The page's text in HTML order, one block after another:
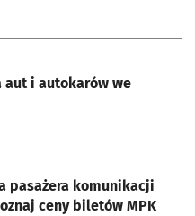
aut i autokarów we
pasażera komunikacji
ceny biletów MPK